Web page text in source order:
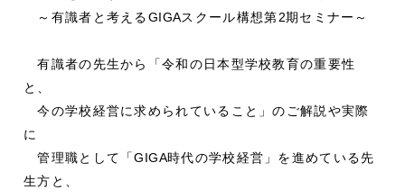
～有識者と考えるGIGAスクール構想第2期セミナー～
有識者の先生から「令和の日本型学校教育の重要性
と、
今の学校経営に求められていること」のご解説や実際
に
管理職として「GIGA時代の学校経営」を進めている先
生方と、